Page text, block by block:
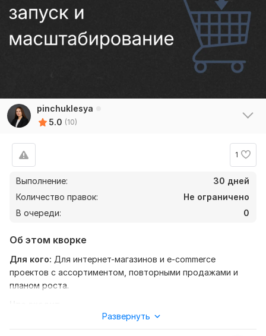
pinchuklesya
5.0 (10)
1
Выполнение:
30 дней
Количество правок:
Не ограничено
В очереди:
0
Об этом кворке
Для кого: Для интернет-магазинов и e-commerce
проектов с ассортиментом, повторными продажами и
планом роста.
Анализ ассортимента и структуры каталога
Развернуть